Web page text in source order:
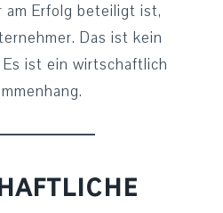
am Erfolg beteiligt ist,
Das ist kein
ist ein wirtschaftlich